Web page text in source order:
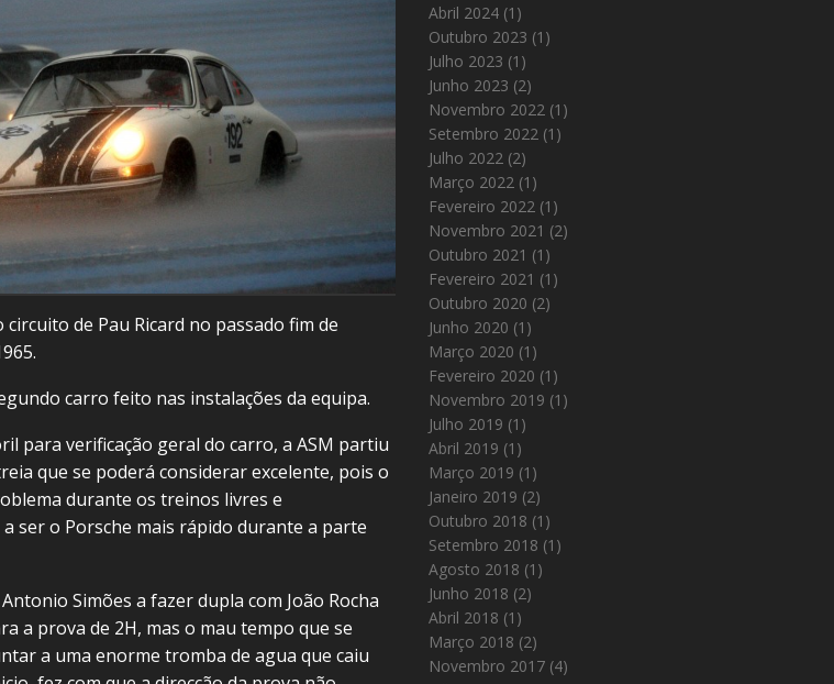
de Pau Ricard no passado fim de
carro feito nas instalações da equipa.
para verificação geral do carro, a ASM partiu
que se poderá considerar excelente, pois o
durante os treinos livres e
ser o Porsche mais rápido durante a parte
Simões a fazer dupla com João Rocha
a prova de 2H, mas o mau tempo que se
a uma enorme tromba de agua que caiu
Abril 2024(1)
Outubro 2023 (1)
Julho 2023 (1)
Junho 2023 (2)
Novembro 2022 (1)
Setembro 2022 (1)
Julho 2022 (2)
Março 2022 (1)
Fevereiro 2022 (1)
Novembro 2021 (2)
Outubro 2021 (1)
Fevereiro 2021 (1)
Outubro 2020 (2)
Junho 2020 (1)
Março 2020 (1)
Fevereiro 2020 (1)
Novembro 2019 (1)
Julho 2019 (1)
Abril 2019 (1)
Março 2019 (1)
Janeiro 2019 (2)
Outubro 2018 (1)
Setembro 2018 (1)
Agosto 2018 (1)
Junho 2018 (2)
Abril 2018 (1)
Março 2018 (2)
Novembro 2017(4)